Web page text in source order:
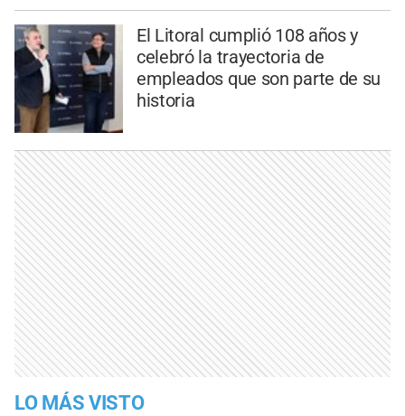
El Litoral cumplió 108 años y
celebró la trayectoria de
empleados que son parte de su
historia
LO MÁS VISTO